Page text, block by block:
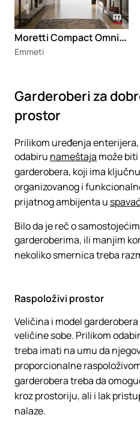
M
oretti Compact Omnia V325 garderober
Emmeti
Garderoberi za
prostor
Prilikom uređenja enterijera,
odabiru nameštaja može
garderobera, koji ima
organizovanog i
prijatnog ambijenta u
Bilo da je reč o
garderoberima, ili manjim
nekoliko smernica treba
Raspoloživi prostor
Veličina i model
veličine sobe. Prilikom
treba imati na umu da
proporcionalne
garderobera treba da
kroz prostoriju, ali i lak
nalaze.